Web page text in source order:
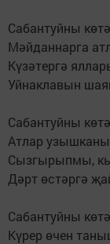
Сабантуйны
Мәйданнарга
Күзәтергә
Уйнаклавын
Сабантуйны
Атлар
Сызгырыпмы,
Дәрт өстәргә
Сабантуйны
Күрер өчен